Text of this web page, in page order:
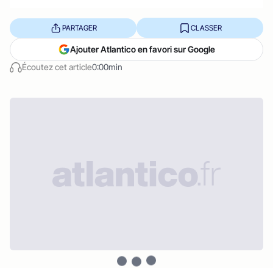
Écoutez cet article0:00min
PARTAGER CLASSER
Ajouter Atlantico en favori sur Google